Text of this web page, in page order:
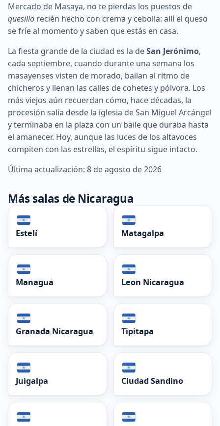
Mercado de Masaya, no te pierdas los puestos de
quesillo recién hecho con crema y cebolla: allí el queso
se fríe al momento y saben que estás en casa.
La fiesta grande de la ciudad es la deSan Jerónimo,
cada septiembre, cuando durante una semana los
masayenses visten de morado, bailan al ritmo de
chicheros y llenan las calles de cohetes y pólvora. Los
más viejos aún recuerdan cómo, hace décadas, la
procesión salía desde la iglesia de San Miguel Arcángel
y terminaba en la plaza con un baile que duraba hasta
el amanecer. Hoy, aunque las luces de los altavoces
compiten con las estrellas, el espíritu sigue intacto.
Última actualización: 8 de agosto de 2026
Más salas de Nicaragua
Estelí Matagalpa
Managua Leon Nicaragua
Granada Nicaragua Tipitapa
Juigalpa Ciudad Sandino